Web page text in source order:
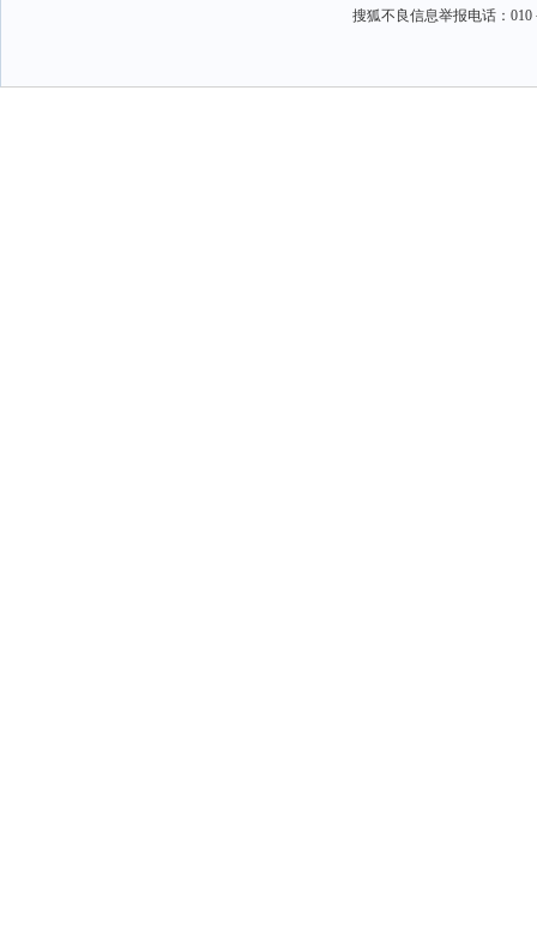
搜狐不良信息举报电话：010